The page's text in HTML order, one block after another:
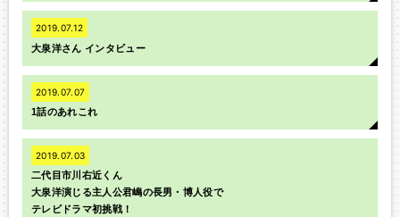
2019.07.12
大泉洋さん インタビュー
2019.07.07
1話のあれこれ
2019.07.03
二代目市川右近くん
大泉洋演じる主人公君嶋の長男・博人役で
テレビドラマ初挑戦！